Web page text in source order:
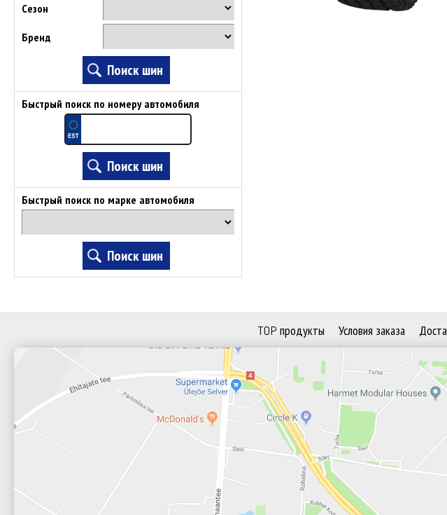
Сезон
Бренд
Быстрый поиск по номеру автомобиля
Быстрый поиск по марке автомобиля
TOP продукты Условия заказа